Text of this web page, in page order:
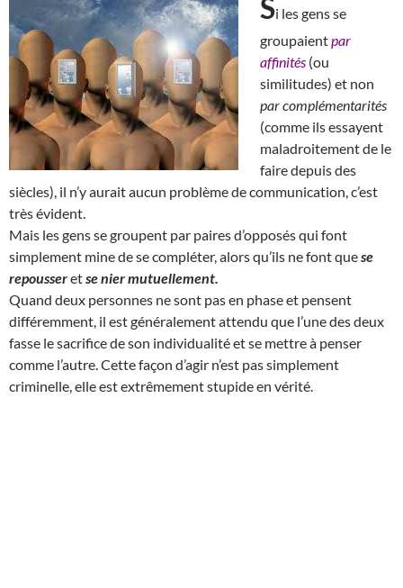
Si les gens se
groupaientpar
affinités (ou
similitudes) et non
par complémentarités
(comme ils essayent
maladroitement de le
faire depuis des
siècles), il n’y aurait aucun problème de communication, c’est
très évident.
Mais les gens se groupent par paires d’opposés qui font
simplement mine de se compléter, alors qu’ils ne font quese
repousseretse nier mutuellement.
Quand deux personnes ne sont pas en phase et pensent
différemment, il est généralement attendu que l’une des deux
fasse le sacrifice de son individualité et se mettre à penser
comme l’autre. Cette façon d’agir n’est pas simplement
criminelle, elle est extrêmement stupide en vérité.